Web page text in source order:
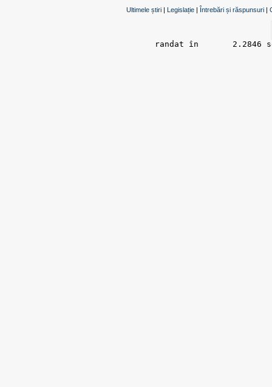
Ultimele știri | Legislație | Întrebări și răspunsuri |
randat în